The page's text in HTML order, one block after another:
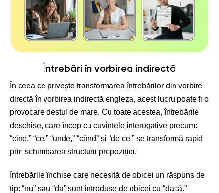
Întrebări în vorbirea indirectă
În ceea ce privește transformarea întrebărilor din vorbire
directă în vorbirea indirectă engleza, acest lucru poate fi o
provocare destul de mare. Cu toate acestea, întrebările
deschise, care încep cu cuvintele interogative precum:
“cine,” “ce,” “unde,” “când” și “de ce,” se transformă rapid
prin schimbarea structurii propoziției.
Întrebările închise care necesită de obicei un răspuns de
tip: “nu” sau “da” sunt introduse de obicei cu “dacă.”